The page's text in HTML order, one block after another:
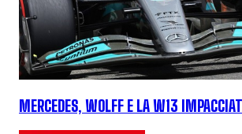
MERCEDES, WOLFF E LA W13